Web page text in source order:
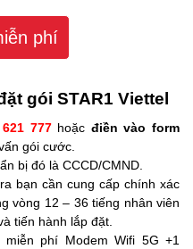
phí
gói STAR1 Viettel
777 hoặc điền vào form
gói cước.
bị đó là CCCD/CMND.
bạn cần cung cấp chính xác
vòng 12 – 36 tiếng nhân viên
tiến hành lắp đặt.
phí Modem Wifi 5G +1